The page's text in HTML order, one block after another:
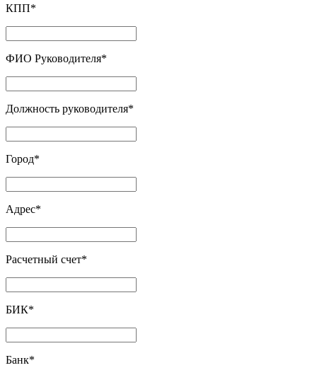
КПП*
ФИО Руководителя*
Должность руководителя*
Город*
Адрес*
Расчетный счет*
БИК*
Банк*